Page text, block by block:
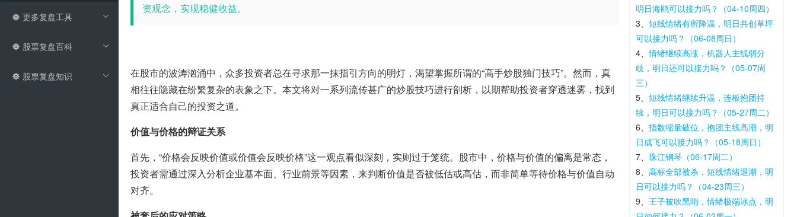
资观念，实现稳健收益。
在股市的波涛汹涌中，众多投资者总在寻求那一抹指引方向的明灯，渴望掌握所谓的“高手炒股独门技巧”。然而，真
相往往隐藏在纷繁复杂的表象之下。本文将对一系列流传甚广的炒股技巧进行剖析，以期帮助投资者穿透迷雾，找到
真正适合自己的投资之道。
价值与价格的辩证关系
首先，“价格会反映价值或价值会反映价格”这一观点看似深刻，实则过于笼统。股市中，价格与价值的偏离是常态，
投资者需通过深入分析企业基本面、行业前景等因素，来判断价值是否被低估或高估，而非简单等待价格与价值自动
对齐。
明日海鸥可以接力吗？（04-10周四）
3、短线情绪有所降温，明日共创草坪
可以接力吗？（06-08周日）
4、情绪继续高涨，机器人主线弱分
歧，明日还可以接力吗？（05-07周
三）
5、短线情绪继续升温，连板抱团持
续，明日可以接力吗？（05-27周二）
6、指数缩量破位，抱团主线高潮，明
日成飞可以接力吗？（05-18周日）
7、珠江钢琴（06-17周二）
8、高标全部被杀，短线情绪退潮，明
日可以接力吗？（04-23周三）
9、 王子被吹黑哨，情绪极端冰点，明
更多复盘工具
股票复盘百科
股票复盘知识